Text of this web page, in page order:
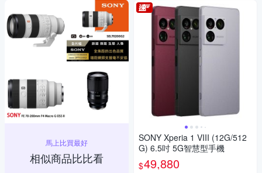
馬上比買最好
相似商品比比看
SONY Xperia 1 VIII (12G/512
G) 6.5吋 5G智慧型手機
$49,880